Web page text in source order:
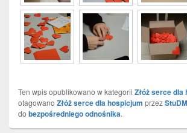
Ten wpis opublikowano w kategorii Złóż serce dla
otagowano Złóż serce dla hospicjum przez
do bezpośredniego odnośnika.